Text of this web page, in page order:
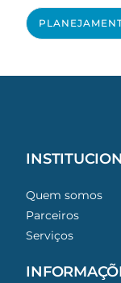
Quem somos
Parceiros
Serviços